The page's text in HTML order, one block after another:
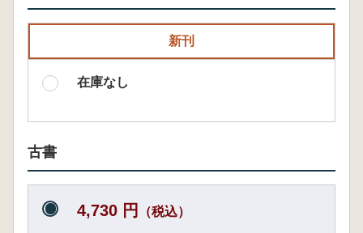
新刊
在庫なし
古書
4,730 円 （税込）